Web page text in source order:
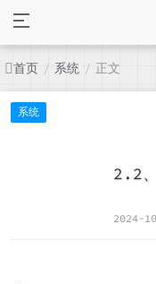
首页 / 系统 / 正文
系统
2.2
2024-